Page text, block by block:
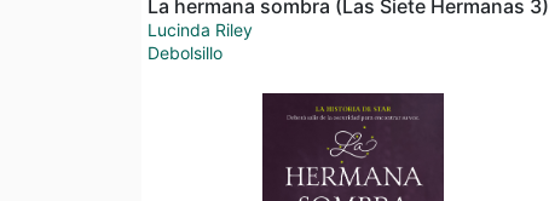
La hermana sombra (Las Siete Hermanas 3)
Lucinda Riley
Debolsillo